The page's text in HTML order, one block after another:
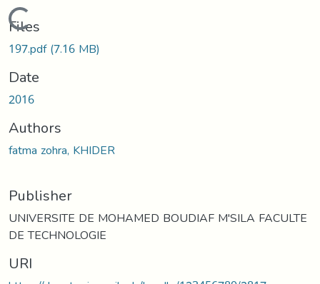
Loading...
Files
197.pdf(7.16 MB)
Date
2016
Authors
fatma zohra, KHIDER
Publisher
UNIVERSITE DE MOHAMED BOUDIAF M'SILA FACULTE
DE TECHNOLOGIE
URI